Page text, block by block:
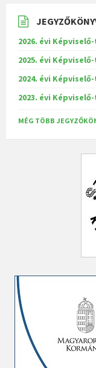
2026. évi
2025. évi
2024. évi
2023. évi
MÉG TÖBB